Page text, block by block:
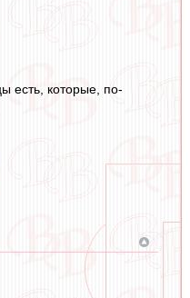
есть, которые, по-